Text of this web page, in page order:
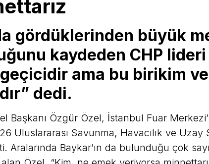
gördüklerinden büyük
kaydeden CHP
ama bu birikim
dedi.
Başkanı Özgür Özel, İstanbul Fuar
Uluslararası Savunma, Havacılık ve Uzay
Aralarında Baykar’ın da bulunduğu çok